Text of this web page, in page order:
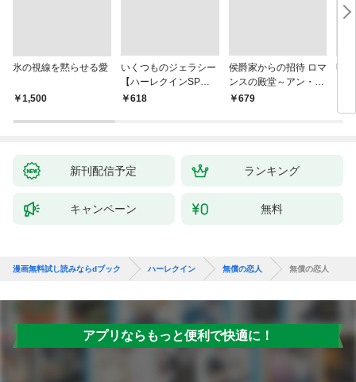
氷の視線を黙らせる愛
￥1,500
いくつものジェラシー
【ハーレクインSP文
庫版】
￥618
侯爵家からの招待 ロマ
ンスの殿堂～アン・メ
イザー名作選 2～【ハ
￥679
明
ン
新刊配信予定 ランキング
キャンペーン 無料
漫画無料試し読みならdブック ハーレクイン 無償の恋人 無償の恋人
アプリならもっと便利で快適に！